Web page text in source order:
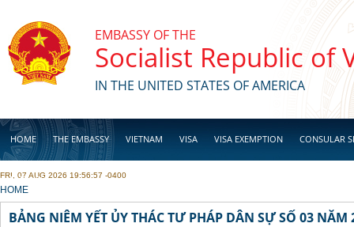
EMBASSY OF THE
Socialist Republic of
IN THE UNITED STATES OF AMERICA
HOME THE EMBASSY VIETNAM VISA VISA EXEMPTION CONSULAR
BUSINESS
FRI, 07 AUG 2026 19:56:57 -0400
YOU ARE HERE
HOME
BẢNG NIÊM YẾT ỦY THÁC TƯ PHÁP DÂN SỰ SỐ 03 NĂM